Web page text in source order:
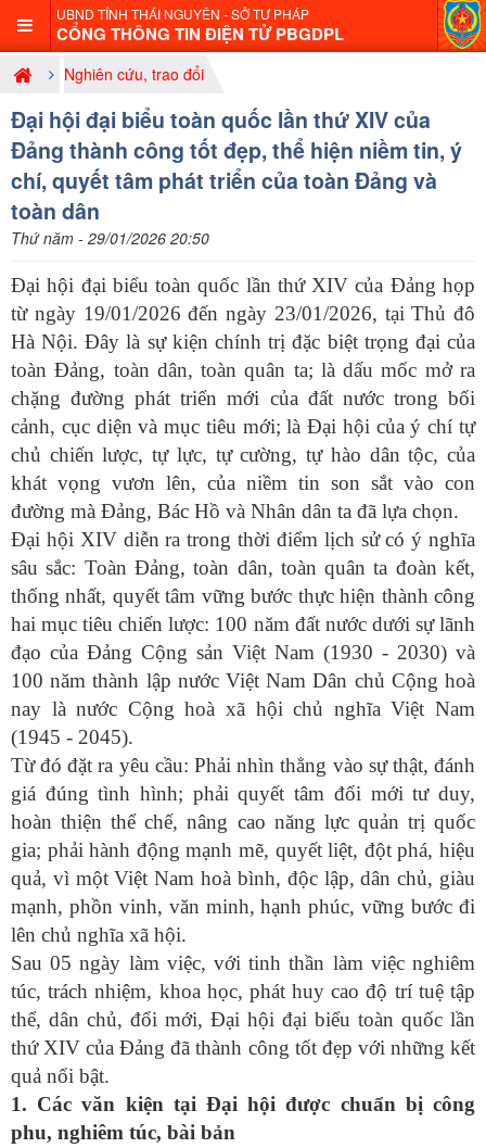
UBND TỈNH THÁI NGUYÊN - SỞ TƯ PHÁP
CỔNG THÔNG TIN ĐIỆN TỬ PBGDPL
Nghiên cứu, trao đổi
Đại hội đại biểu toàn quốc lần thứ XIV của
Đảng thành công tốt đẹp, thể hiện niềm tin, ý
chí, quyết tâm phát triển của toàn Đảng và
toàn dân
Thứ năm - 29/01/2026 20:50
Đại hội đại biểu toàn quốc lần thứ XIV của Đảng họp
từ ngày 19/01/2026 đến ngày 23/01/2026, tại Thủ đô
Hà Nội. Đây là sự kiện chính trị đặc biệt trọng đại của
toàn Đảng, toàn dân, toàn quân ta; là dấu mốc mở ra
chặng đường phát triển mới của đất nước trong bối
cảnh, cục diện và mục tiêu mới; là Đại hội của ý chí tự
chủ chiến lược, tự lực, tự cường, tự hào dân tộc, của
khát vọng vươn lên, của niềm tin son sắt vào con
đường mà Đảng, Bác Hồ và Nhân dân ta đã lựa chọn.
Đại hội XIV diễn ra trong thời điểm lịch sử có ý nghĩa
sâu sắc: Toàn Đảng, toàn dân, toàn quân ta đoàn kết,
thống nhất, quyết tâm vững bước thực hiện thành công
hai mục tiêu chiến lược: 100 năm đất nước dưới sự lãnh
đạo của Đảng Cộng sản Việt Nam (1930 - 2030) và
100 năm thành lập nước Việt Nam Dân chủ Cộng hoà
nay là nước Cộng hoà xã hội chủ nghĩa Việt Nam
(1945 - 2045).
Từ đó đặt ra yêu cầu: Phải nhìn thẳng vào sự thật, đánh
giá đúng tình hình; phải quyết tâm đổi mới tư duy,
hoàn thiện thể chế, nâng cao năng lực quản trị quốc
gia; phải hành động mạnh mẽ, quyết liệt, đột phá, hiệu
quả, vì một Việt Nam hoà bình, độc lập, dân chủ, giàu
mạnh, phồn vinh, văn minh, hạnh phúc, vững bước đi
lên chủ nghĩa xã hội.
Sau 05 ngày làm việc, với tinh thần làm việc nghiêm
túc, trách nhiệm, khoa học, phát huy cao độ trí tuệ tập
thể, dân chủ, đổi mới, Đại hội đại biểu toàn quốc lần
thứ XIV của Đảng đã thành công tốt đẹp với những kết
quả nổi bật.
1. Các văn kiện tại Đại hội được chuẩn bị công
phu, nghiêm túc, bài bản